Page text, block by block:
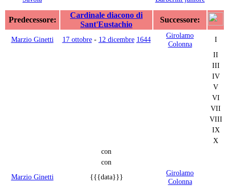
Predecessore:
Cardinale diacono di
Sant'Eustachio
Successore:
Marzio Ginetti 17 ottobre- 12 dicembre 1644
Girolamo
Colonna
I
II
III
IV
V
VI
VII
VIII
IX
X
con
con
Marzio Ginetti
{{{data}}}
Girolamo
Colonna